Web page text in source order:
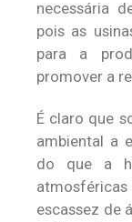
necessária
pois as
para a
promover a
É claro que
ambiental a
do que a
escassez de